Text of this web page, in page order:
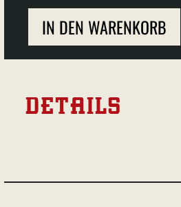
IN DEN WARENKORB
DETAILS